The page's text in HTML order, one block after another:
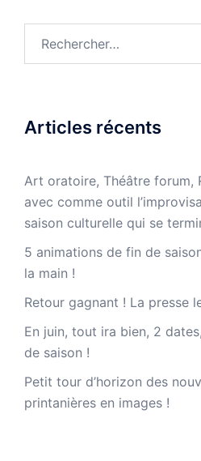
Articles récents
Art oratoire, Théâtre forum,
avec comme outil
saison culturelle qui se
5 animations de fin de
la main !
Retour gagnant ! La presse
En juin, tout ira bien, 2
de saison !
Petit tour d’horizon des
printanières en images !